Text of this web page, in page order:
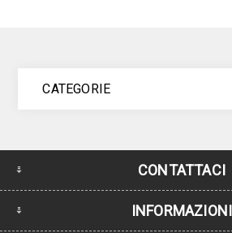
CATEGORIE
CONTATTACI
INFORMAZIONI